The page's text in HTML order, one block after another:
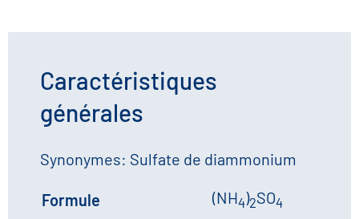
Caractéristiques
générales
Synonymes: Sulfate de diammonium
Formule (NH4)2SO4